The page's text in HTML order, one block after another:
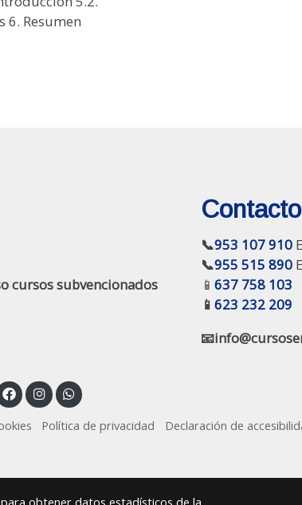
cursos subvencionados
Contacto
📞953 107 910
📞955 515 890
📱 637 758 103
📱 623 232 209
Política de privacidad Declaración de